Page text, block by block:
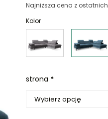
Nie masz konta? Załóż
Najniższa cena z ostatnich
Kolor
strona *